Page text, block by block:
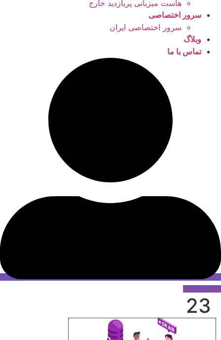
هاست میزبانی پربازدید خارج
سرور اختصاصی
سرور اختصاصی ایران
وبلاگ
تماس با ما
حساب کاربری
23